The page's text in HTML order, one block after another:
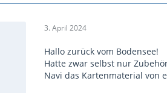
3. April 2024
Hallo zurück vom Bodensee!
Hatte zwar selbst nur
Navi das Kartenmaterial von